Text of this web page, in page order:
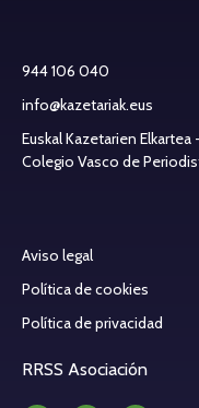
944 106 040
info@kazetariak.eus
Euskal Kazetarien
Colegio Vasco de
Aviso legal
Política de cookies
Política de privacidad
RRSS Asociación